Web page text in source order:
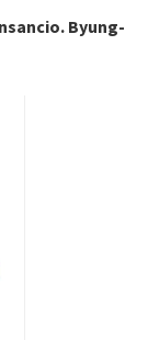
Byung-